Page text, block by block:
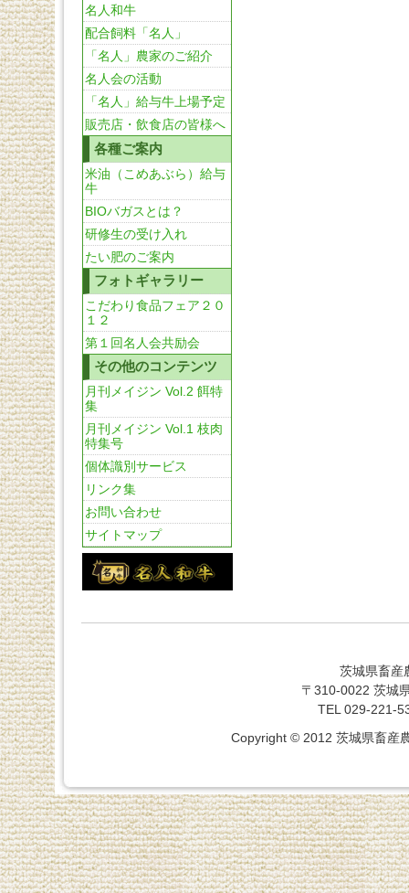
名人和牛
配合飼料「名人」
「名人」農家のご紹介
名人会の活動
「名人」給与牛上場予定
販売店・飲食店の皆様へ
各種ご案内
米油（こめあぶら）給与
牛
BIOバガスとは？
研修生の受け入れ
たい肥のご案内
フォトギャラリー
こだわり食品フェア２０
１２
第１回名人会共励会
その他のコンテンツ
月刊メイジン Vol.2 餌特
集
月刊メイジン Vol.1 枝肉
特集号
個体識別サービス
リンク集
お問い合わせ
サイトマップ
茨城県畜産
〒310-0022 茨城
TEL 029-221-
Copyright © 2012 茨城県畜産